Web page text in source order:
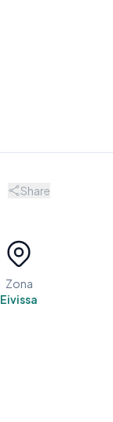
Share
Zona
Eivissa